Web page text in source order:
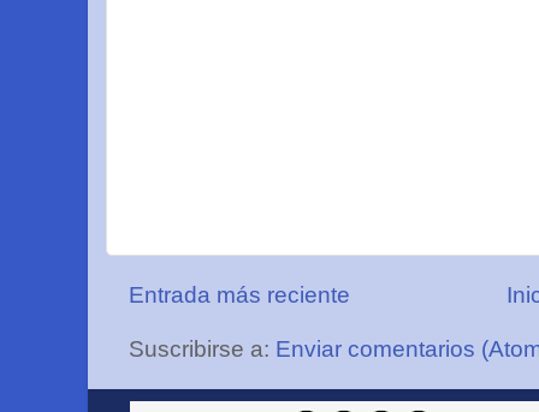
Entrada más reciente
Suscribirse a: Enviar comentarios